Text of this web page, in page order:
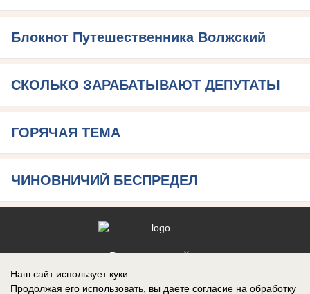
Блокнот Путешественника Волжский
СКОЛЬКО ЗАРАБАТЫВАЮТ ДЕПУТАТЫ
ГОРЯЧАЯ ТЕМА
ЧИНОВНИЧИЙ БЕСПРЕДЕЛ
Реклама на сайте
Наш сайт использует куки.
Продолжая его использовать, вы даете согласие на обработку